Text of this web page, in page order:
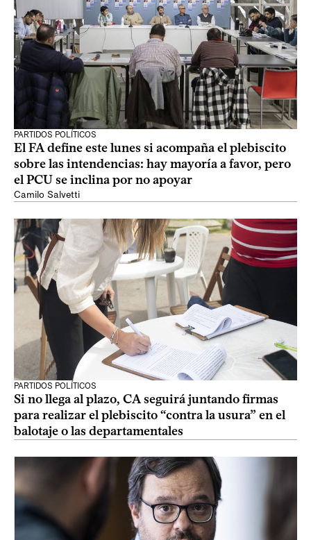
PARTIDOS POLÍTICOS
El FA define este lunes si acompaña el plebiscito
sobre las intendencias: hay mayoría a favor, pero
el PCU se inclina por no apoyar
Camilo Salvetti
PARTIDOS POLÍTICOS
Si no llega al plazo, CA seguirá juntando firmas
para realizar el plebiscito “contra la usura” en el
balotaje o las departamentales